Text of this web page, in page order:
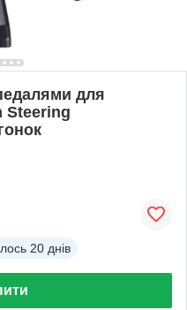
для
Steering
20 днів